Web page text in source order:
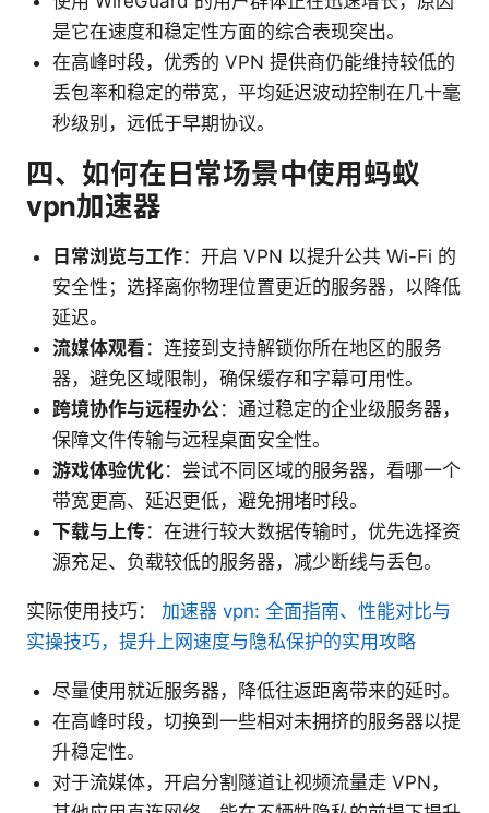
是它在速度和稳定性方面的综合表现突出。
在高峰时段，优秀的 VPN 提供商仍能维持较低的
丢包率和稳定的带宽，平均延迟波动控制在几十毫
秒级别，远低于早期协议。
四、如何在日常场景中使用蚂蚁
vpn加速器
日常浏览与工作：开启 VPN 以提升公共 Wi-Fi 的
安全性；选择离你物理位置更近的服务器，以降低
延迟。
流媒体观看 ：连接到支持解锁你所在地区的服务
器，避免区域限制，确保缓存和字幕可用性。
跨境协作与远程办公：通过稳定的企业级服务器，
保障文件传输与远程桌面安全性。
游戏体验优化：尝试不同区域的服务器，看哪一个
带宽更高、延迟更低，避免拥堵时段。
下载与上传：在进行较大数据传输时，优先选择资
源充足、负载较低的服务器，减少断线与丢包。
实际使用技巧： 加速器 vpn: 全面指南、性能对比与
实操技巧，提升上网速度与隐私保护的实用攻略
尽量使用就近服务器，降低往返距离带来的延时。
在高峰时段，切换到一些相对未拥挤的服务器以提
升稳定性。
对于流媒体，开启分割隧道让视频流量走 VPN，